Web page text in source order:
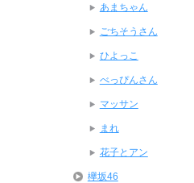
あまちゃん
ごちそうさん
ひよっこ
べっぴんさん
マッサン
まれ
花子とアン
欅坂46